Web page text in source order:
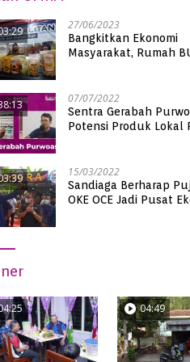
27/06/2023
Bangkitkan Ekonomi
Masyarakat, Rumah
07/07/2022
Sentra Gerabah
Potensi Produk Lokal
15/03/2022
Sandiaga Berharap
OKE OCE Jadi Pusat
04:49